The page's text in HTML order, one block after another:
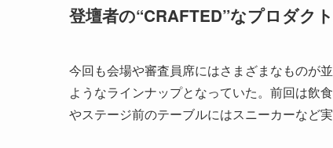
登壇者の“CRAFTED”なプロダク
今回も会場や審査員席にはさまざまなものが
ようなラインナップとなっていた。前回は飲
やステージ前のテーブルにはスニーカーなど